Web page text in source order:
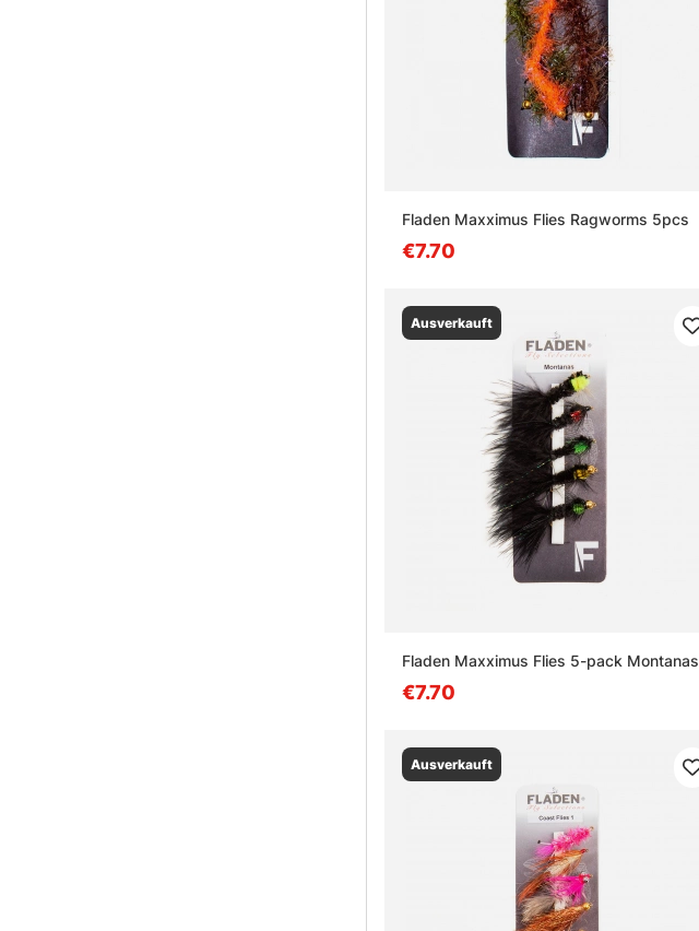
Fladen Maxximus Flies Ragworms 5pcs
€7.70
Ausverkauft
Fladen Maxximus Flies 5-pack Montanas
€7.70
Ausverkauft